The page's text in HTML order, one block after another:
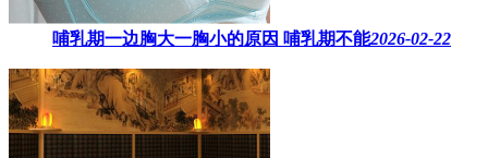
哺乳期一边胸大一胸小的原因​ 哺乳期不能2026-02-22